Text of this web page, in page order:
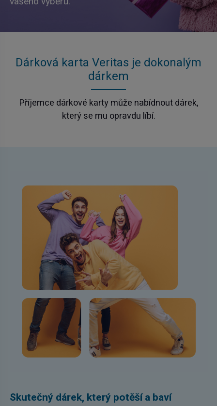
Dárková karta Veritas je dokonalým
dárkem
Příjemce dárkové karty může nabídnout dárek,
který se mu opravdu líbí.
Skutečný dárek, který potěší a baví